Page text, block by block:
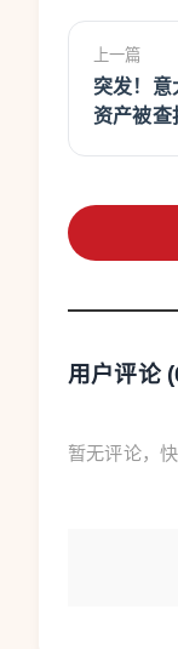
上一篇
突发！意
资产被查
用户评论 (
暂无评论，